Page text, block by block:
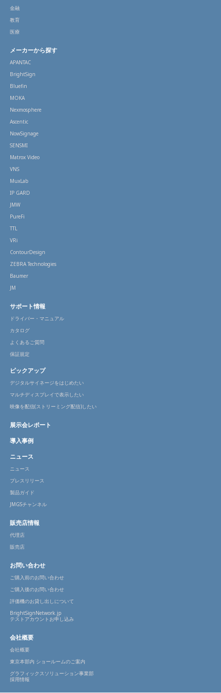
金融
教育
医療
メーカーから探す
APANTAC
BrightSign
Bluefin
MOKA
Nexmosphere
Ascentic
NowSignage
SENSMI
Matrox Video
VNS
MuxLab
IP GARD
JMW
PureFi
TTL
VRi
ContourDesign
ZEBRA Technologies
Baumer
JM
サポート情報
ドライバー・マニュアル
カタログ
よくあるご質問
保証規定
ピックアップ
デジタルサイネージをはじめたい
マルチディスプレイで表示したい
映像を配信(ストリーミング配信)したい
展示会レポート
導入事例
ニュース
ニュース
プレスリリース
製品ガイド
JMGSチャンネル
販売店情報
代理店
販売店
お問い合わせ
ご購入前のお問い合わせ
ご購入後のお問い合わせ
評価機のお貸し出しについて
BrightSignNetwork.jp
テストアカウントお申し込み
会社概要
会社概要
東京本部内 ショールームのご案内
グラフィックスソリューション事業部
採用情報